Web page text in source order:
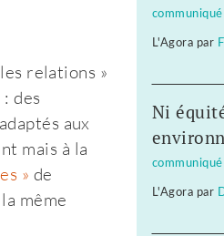
relations »
des
aux
mais à la
» de
même
communiqué
L'Agora par
Ni
communiqué
L'Agora par